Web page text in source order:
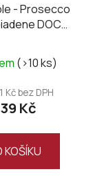
- Prosecco
DOCG
(>10 ks)
Kč bez DPH
Kč
KOŠÍKU